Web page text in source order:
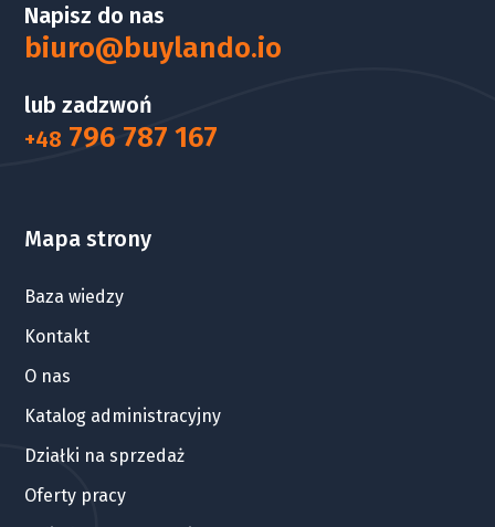
Napisz do nas
biuro@buylando.io
lub zadzwoń
+48 796 787 167
Mapa strony
Baza wiedzy
Kontakt
O nas
Katalog administracyjny
Działki na sprzedaż
Oferty pracy